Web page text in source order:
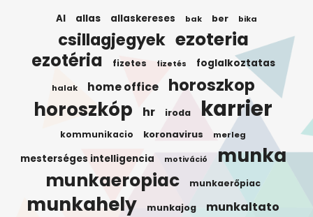
AI allas allaskereses bak ber bika
csillagjegyek ezoteria
ezotéria fizetes fizetés foglalkoztatas
halak home office horoszkop
horoszkóp hr iroda karrier
kommunikacio koronavirus merleg
mesterséges intelligencia motiváció munka
munkaeropiac munkaerőpiac
munkahely munkajog munkaltato